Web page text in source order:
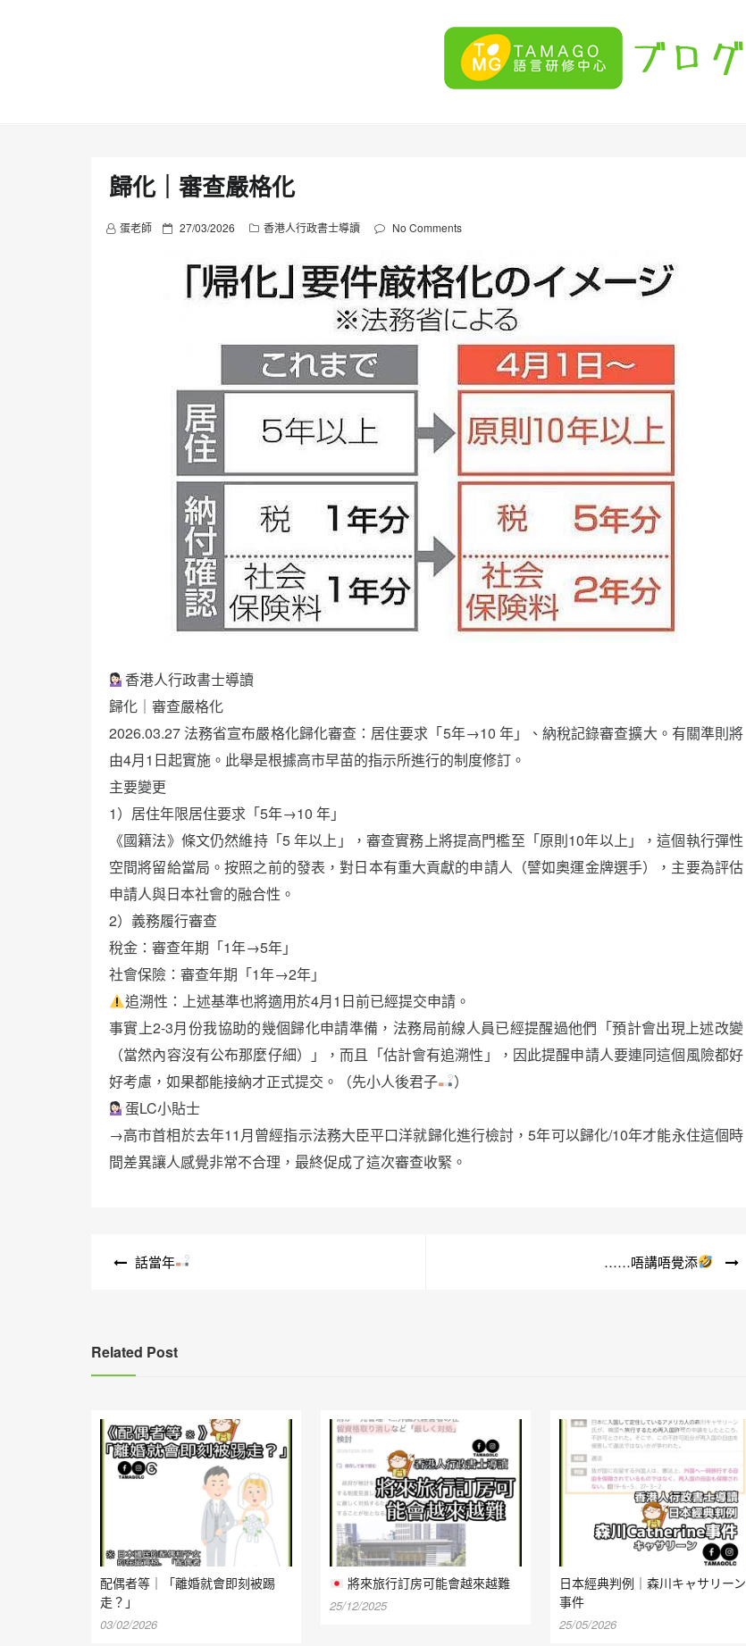
歸化｜審查嚴格化
蛋老師
P 27/03/2026 香港人行政書士導讀 No Comments
香港人行政書士導讀
歸化｜審查嚴格化
2026.03.27 法務省宣布嚴格化歸化審查：居住要求「5年→10 年」、納稅記錄審查擴大。有關準則將
由4月1日起實施。此舉是根據高市早苗的指示所進行的制度修訂。
主要變更
1）居住年限居住要求「5年→10 年」
《國籍法》條文仍然維持「5 年以上」，審查實務上將提高門檻至「原則10年以上」，這個執行彈性
空間將留給當局。按照之前的發表，對日本有重大貢獻的申請人（譬如奧運金牌選手），主要為評估
申請人與日本社會的融合性。
2）義務履行審查
稅金：審查年期「1年→5年」
社會保險：審查年期「1年→2年」
追溯性：上述基準也將適用於4月1日前已經提交申請。
事實上2-3月份我協助的幾個歸化申請準備，法務局前線人員已經提醒過他們「預計會出現上述改變
（當然內容沒有公布那麼仔細）」，而且「估計會有追溯性」，因此提醒申請人要連同這個風險都好
好考慮，如果都能接納才正式提交。（先小人後君子
）
蛋LC小貼士
→高市首相於去年11月曾經指示法務大臣平口洋就歸化進行檢討，5年可以歸化/10年才能永住這個時
間差異讓人感覺非常不合理，最終促成了這次審查收緊。
話當年 ……唔講唔覺添
Related Post
配偶者等｜「離婚就會即刻被踢
走？」
03/02/2026
將來旅行訂房可能會越來越難
25/12/2025
日本經典判例｜森川キャサリーン
事件
25/05/2026